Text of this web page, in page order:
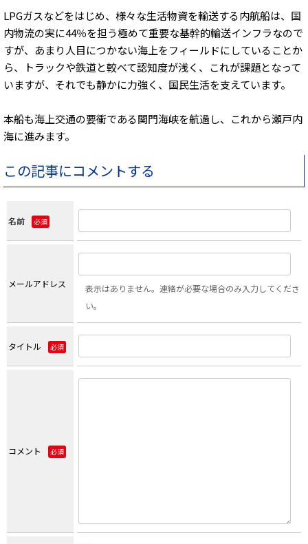
LPGガスなどをはじめ、様々な生活物資を輸送する内航船は、国
内物流の実に44％を担う極めて重要な基幹的輸送インフラなので
すが、あまり人目につかない海上をフィールドにしていることか
ら、トラックや鉄道と較べて認知度が浅く、これが課題となって
いますが、それでも静かに力強く、国民生活を支えています。
本船も海上交通の要衝である関門海峡を航過し、これから瀬戸内
海に進みます。
この記事にコメントする
名前 必須
メールアドレス
表示はありません。連絡が必要な場合のみ入力してくださ
い。
タイトル 必須
コメント 必須